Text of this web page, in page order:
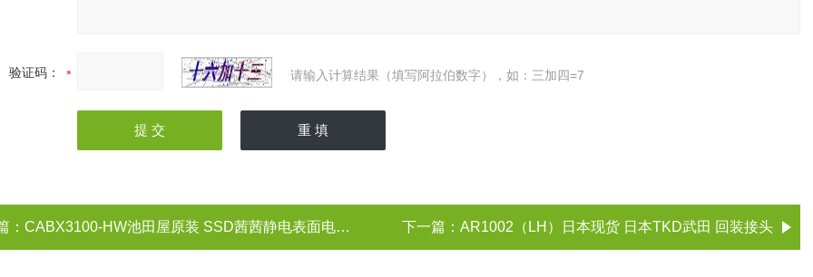
验证码： 请输入计算结果（填写阿拉伯数字），如：三加四=7
： CABX3100-HW池田屋原装 SSD茜茜静电‌表面电阻仪 下一篇： AR1002（LH）日本现货 日本TKD武田 回装接头